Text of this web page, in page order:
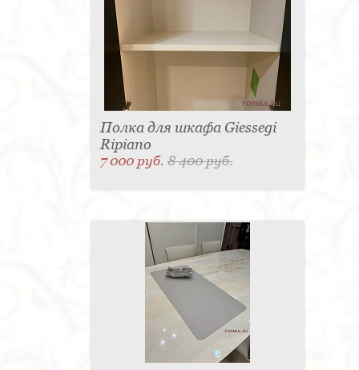
Полка для шкафа Giessegi
Ripiano
7 000 руб.8 400 руб.